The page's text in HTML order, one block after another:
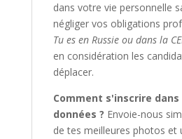
dans votre vie personnelle
négliger vos obligations
Tu es en Russie ou dans la
en considération les
déplacer.
Comment s'inscrire dans
données ? Envoie-nous
de tes meilleures photos et